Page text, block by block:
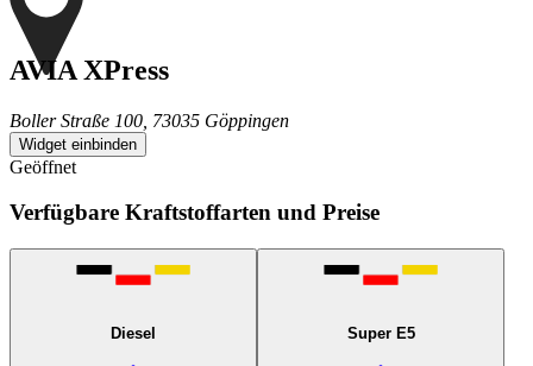
AVIA XPress
Boller Straße 100, 73035 Göppingen
Widget einbinden
Geöffnet
Verfügbare Kraftstoffarten und Preise
Diesel Super E5